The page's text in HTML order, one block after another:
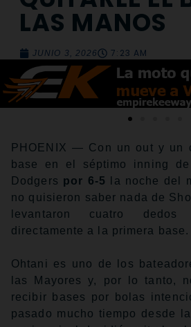
LAS MANOS
JUNIO 3, 2026 7:23 AM
PHOENIX — Con un out y un
base en el séptimo inning
Dodgers por 6-5
la noche del
no quisieron saber nada de
levantaron cuatro
directamente a la primera base.
Ohtani es uno de los
las Mayores y, por lo tanto,
recibir bases por bolas
pasado mucho tiempo desde